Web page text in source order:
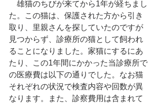
雄猫のちびが来てから1年が経ちまし
た。この猫は、保護された方から引き
取り、里親さんを探していたのですが
見つからず、診療所の猫として飼われ
ることになりました。家猫にするにあ
たり、この1年間にかかった当診療所で
の医療費は以下の通りでした。なお猫
それぞれの状況で検査内容や回数が異
なります。また、診察費用は含まれて